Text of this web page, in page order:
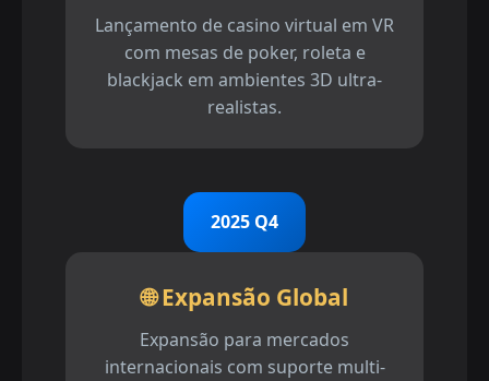
Lançamento de casino virtual em VR
com mesas de poker, roleta e
blackjack em ambientes 3D ultra-
realistas.
2025 Q4
🌐 Expansão Global
Expansão para mercados
internacionais com suporte multi-